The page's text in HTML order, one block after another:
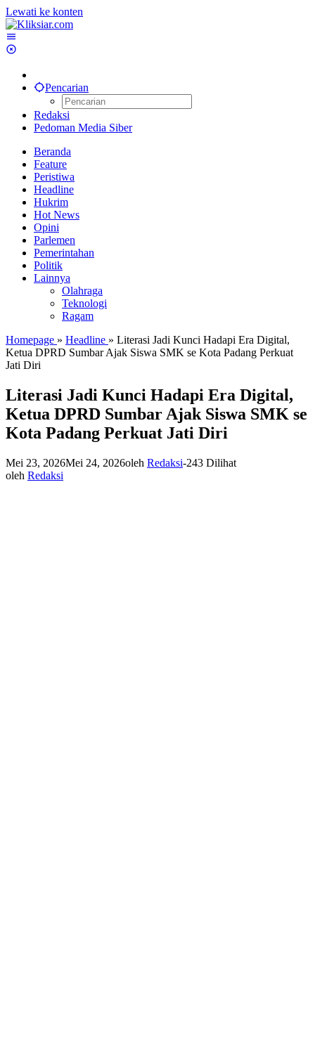
Lewati ke konten
Pencarian
Redaksi
Pedoman Media Siber
Beranda
Feature
Peristiwa
Headline
Hukrim
Hot News
Opini
Parlemen
Pemerintahan
Politik
Lainnya
Olahraga
Teknologi
Ragam
Homepage » Headline » Literasi Jadi Kunci Hadapi Era Digital,
Ketua DPRD Sumbar Ajak Siswa SMK se Kota Padang Perkuat
Jati Diri
Literasi Jadi Kunci Hadapi Era Digital,
Ketua DPRD Sumbar Ajak Siswa SMK se
Kota Padang Perkuat Jati Diri
Mei 23, 2026Mei 24, 2026oleh Redaksi-243 Dilihat
oleh Redaksi